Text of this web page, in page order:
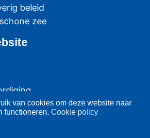
van cookies om deze website naar
functioneren. Cookie policy
beleid
zee